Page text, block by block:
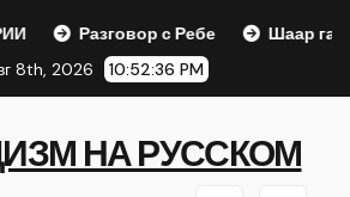
с Ребе
Шаар гайихуд гл. 1
8th, 2026
10:52:37 PM
НА РУССКОМ